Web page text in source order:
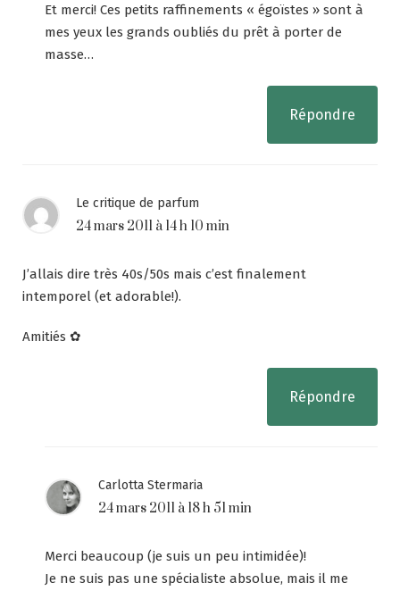
Et merci! Ces petits raffinements « égoïstes » sont à
mes yeux les grands oubliés du prêt à porter de
masse…
Répondre
Le critique de parfum
24 mars 2011 à 14 h 10 min
J’allais dire très 40s/50s mais c’est finalement
intemporel (et adorable!).
Amitiés ✿
Répondre
Carlotta Stermaria
24 mars 2011 à 18 h 51 min
Merci beaucoup (je suis un peu intimidée)!
Je ne suis pas une spécialiste absolue, mais il me